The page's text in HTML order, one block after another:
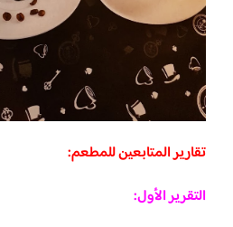
تقارير المتابعين للمطعم:
التقرير الأول: